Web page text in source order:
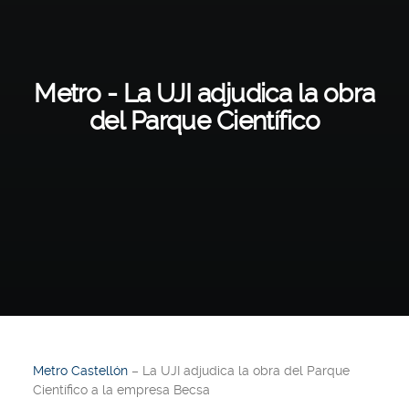
Metro - La UJI adjudica la obra
del Parque Científico
Metro Castellón – La UJI adjudica la obra del Parque
Científico a la empresa Becsa